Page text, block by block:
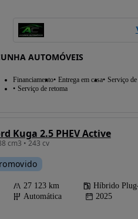
AUTOMÓVEIS
Financiamento Entrega em casa Serviço
Serviço de retoma
Kuga 2.5 PHEV Active
cm3 • 243 cv
27 123 km
Híbrido
Automática
2025